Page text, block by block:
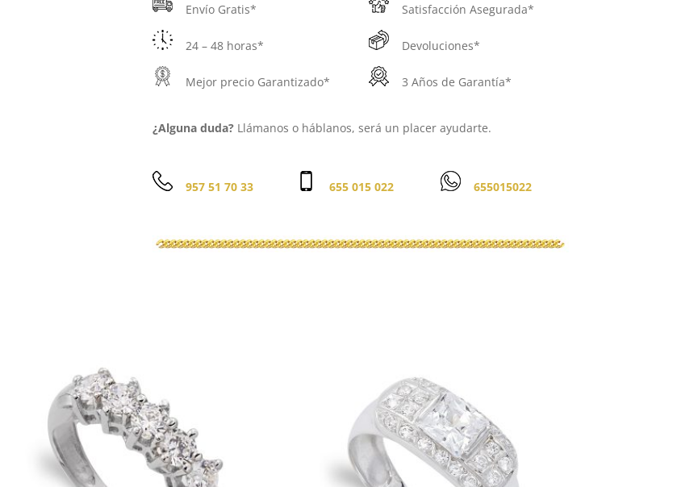
Envío Gratis*
24 – 48 horas*
Mejor precio Garantizado*
Satisfacción Asegurada*
Devoluciones*
3 Años de Garantía*
¿Alguna duda?Llámanos o háblanos, será un placer ayudarte.
957 51 70 33 655 015 022 655015022